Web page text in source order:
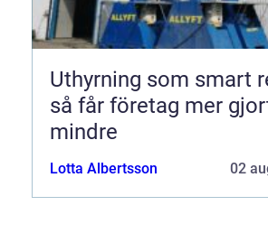
Uthyrning som smart
så får företag mer
mindre
Lotta Albertsson 02